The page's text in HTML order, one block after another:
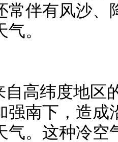
常伴有风沙、
。
自高纬度地区
强南下，造成
气。这种冷空